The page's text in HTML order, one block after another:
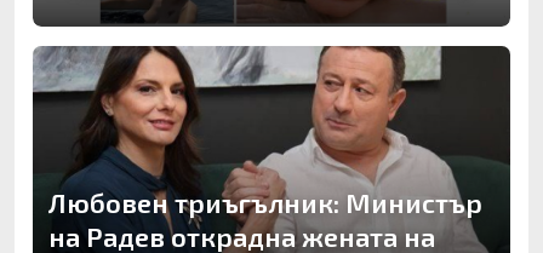
Любовен триъгълник: Министър
на Радев открадна жената на